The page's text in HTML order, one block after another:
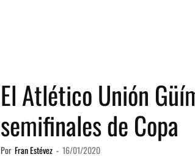
El Atlético Unión
semifinales de Copa
Por Fran Estévez - 16/01/2020